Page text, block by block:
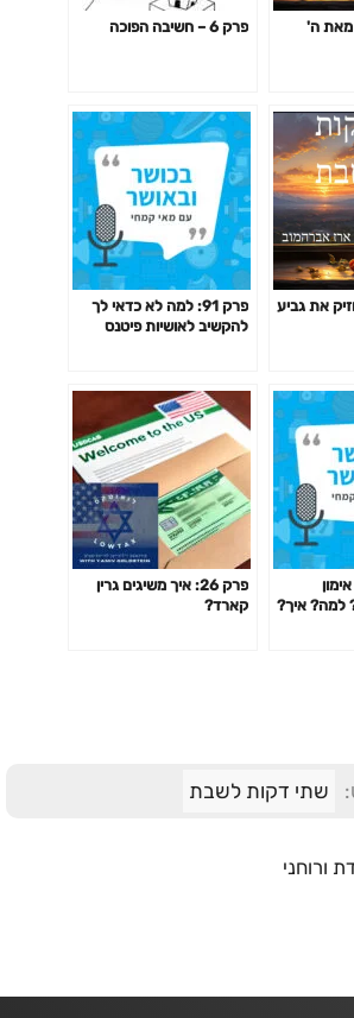
– מאת ה'
פרק 6 – חשיבה הפוכה
להחזיק את גביע
פרק 91: למה לא כדאי לך
להקשיב לאושיות פיטנס
שלך?
אימון
למה? איך?
פרק 26: איך משיגים גרין
קארד?
שתי דקות לשבת
ורוחני